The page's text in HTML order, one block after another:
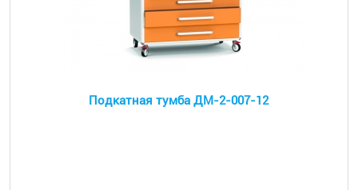
Подкатная тумба ДМ-2-007-12